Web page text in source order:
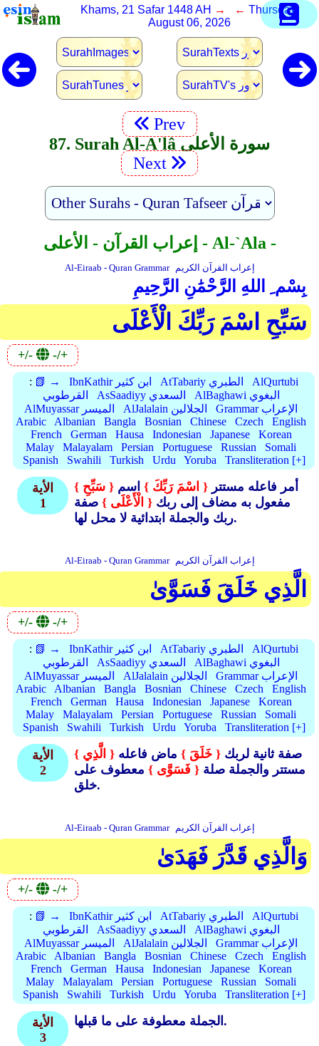
Khams, 21 Safar 1448 AH → ← Thursday,
August 06, 2026
Prev
87. Surah Al-A'lâ سورة الأعلى
Next
إعراب القرآن - الأعلى - Al-`Ala -
Al-Eiraab - Quran Grammar إعراب القرآن الكريم
بِسْم ِ اللهِ الرَّحْمَٰنِ الرَّحِيمِ
سَبِّحِ اسْمَ رَبِّكَ الْأَعْلَى
+/- -/+
: 📗 → IbnKathir ابن كثير AtTabariy الطبري
AlQurtubi
القرطوبي
AsSaadiyy السعدي
AlBaghawi البغوي
AlMuyassar الميسر
AlJalalain الجلالين
Grammar الإعراب
Arabic
Albanian Bangla Bosnian Chinese Czech
English
French
German Hausa Indonesian Japanese
Korean
Malay
Malayalam Persian Portuguese Russian
Somali
Spanish
Swahili Turkish Urdu Yoruba Transliteration [+]
الأية
1
{ سَبِّحِ } أمر فاعله مستتر { اسْمَ رَبِّكَ } اسم
مفعول به مضاف إلى ربك { الْأَعْلَى } صفة
ربك والجملة ابتدائية لا محل لها.
Al-Eiraab - Quran Grammar إعراب القرآن الكريم
الَّذِي خَلَقَ فَسَوَّىٰ
+/- -/+
: 📗 → IbnKathir ابن كثير AtTabariy الطبري
AlQurtubi
القرطوبي
AsSaadiyy السعدي
AlBaghawi البغوي
AlMuyassar الميسر
AlJalalain الجلالين
Grammar الإعراب
Arabic
Albanian Bangla Bosnian Chinese Czech
English
French
German Hausa Indonesian Japanese
Korean
Malay
Malayalam Persian Portuguese Russian
Somali
Spanish
Swahili Turkish Urdu Yoruba Transliteration [+]
الأية
2
{ الَّذِي } صفة ثانية لربك { خَلَقَ } ماض فاعله
مستتر والجملة صلة { فَسَوَّى } معطوف على
خلق.
Al-Eiraab - Quran Grammar إعراب القرآن الكريم
وَالَّذِي قَدَّرَ فَهَدَىٰ
+/- -/+
: 📗 → IbnKathir ابن كثير AtTabariy الطبري
AlQurtubi
القرطوبي
AsSaadiyy السعدي
AlBaghawi البغوي
AlMuyassar الميسر
AlJalalain الجلالين
Grammar الإعراب
Arabic
Albanian Bangla Bosnian Chinese Czech
English
French
German Hausa Indonesian Japanese
Korean
Malay
Malayalam Persian Portuguese Russian
Somali
Spanish
Swahili Turkish Urdu Yoruba Transliteration [+]
الأية
3
الجملة معطوفة على ما قبلها.